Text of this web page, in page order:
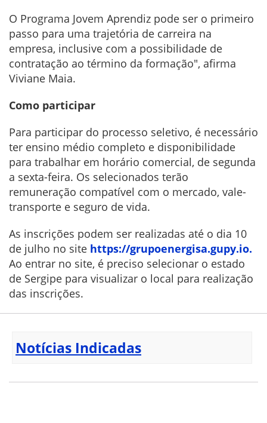
O Programa Jovem Aprendiz pode ser o primeiro
passo para uma trajetória de carreira na
empresa, inclusive com a possibilidade de
contratação ao término da formação", afirma
Viviane Maia.
Como participar
Para participar do processo seletivo, é necessário
ter ensino médio completo e disponibilidade
para trabalhar em horário comercial, de segunda
a sexta-feira. Os selecionados terão
remuneração compatível com o mercado, vale-
transporte e seguro de vida.
As inscrições podem ser realizadas até o dia 10
de julho no site https://grupoenergisa.gupy.io.
Ao entrar no site, é preciso selecionar o estado
de Sergipe para visualizar o local para realização
das inscrições.
Notícias Indicadas